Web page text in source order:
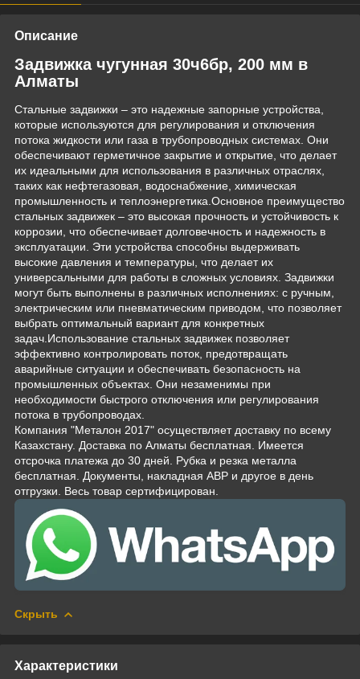
Описание
Задвижка чугунная 30ч6бр, 200 мм в
Алматы
Стальные задвижки – это надежные запорные устройства,
которые используются для регулирования и отключения
потока жидкости или газа в трубопроводных системах. Они
обеспечивают герметичное закрытие и открытие, что делает
их идеальными для использования в различных отраслях,
таких как нефтегазовая, водоснабжение, химическая
промышленность и теплоэнергетика.Основное преимущество
стальных задвижек – это высокая прочность и устойчивость к
коррозии, что обеспечивает долговечность и надежность в
эксплуатации. Эти устройства способны выдерживать
высокие давления и температуры, что делает их
универсальными для работы в сложных условиях. Задвижки
могут быть выполнены в различных исполнениях: с ручным,
электрическим или пневматическим приводом, что позволяет
выбрать оптимальный вариант для конкретных
задач.Использование стальных задвижек позволяет
эффективно контролировать поток, предотвращать
аварийные ситуации и обеспечивать безопасность на
промышленных объектах. Они незаменимы при
необходимости быстрого отключения или регулирования
потока в трубопроводах.
Компания "Металон 2017" осуществляет доставку по всему
Казахстану. Доставка по Алматы бесплатная. Имеется
отсрочка платежа до 30 дней. Рубка и резка металла
бесплатная. Документы, накладная АВР и другое в день
отгрузки. Весь товар сертифицирован.
Скрыть
Характеристики